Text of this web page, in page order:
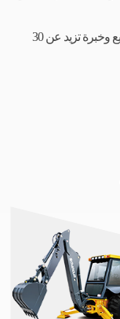
بفضل خبرة تزيد عن 60 عاماً في التصنيع وخبرة تزيد عن 30